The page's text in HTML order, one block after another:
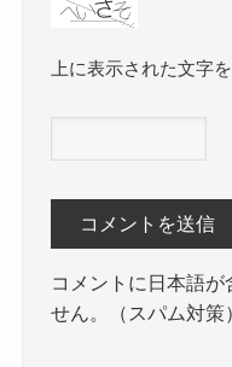
上に表示された文字
コメントに日本語が
せん。（スパム対策